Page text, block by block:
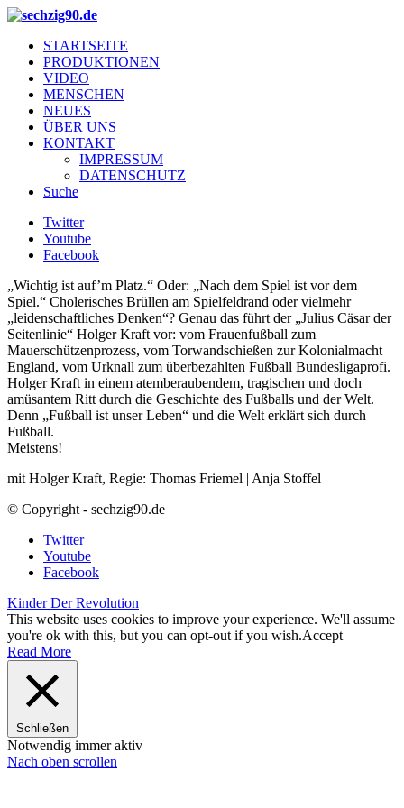
STARTSEITE
PRODUKTIONEN
VIDEO
MENSCHEN
NEUES
ÜBER UNS
KONTAKT
IMPRESSUM
DATENSCHUTZ
Suche
Twitter
Youtube
Facebook
„Wichtig ist auf’m Platz.“ Oder: „Nach dem Spiel ist vor dem
Spiel.“ Cholerisches Brüllen am Spielfeldrand oder vielmehr
„leidenschaftliches Denken“? Genau das führt der „Julius Cäsar der
Seitenlinie“ Holger Kraft vor: vom Frauenfußball zum
Mauerschützenprozess, vom Torwandschießen zur Kolonialmacht
England, vom Urknall zum überbezahlten Fußball Bundesligaprofi.
Holger Kraft in einem atemberaubendem, tragischen und doch
amüsantem Ritt durch die Geschichte des Fußballs und der Welt.
Denn „Fußball ist unser Leben“ und die Welt erklärt sich durch
Fußball.
Meistens!
mit Holger Kraft, Regie: Thomas Friemel | Anja Stoffel
© Copyright - sechzig90.de
Twitter
Youtube
Facebook
Kinder Der Revolution
This website uses cookies to improve your experience. We'll assume
you're ok with this, but you can opt-out if you wish.Accept
Read More
Schließen
Notwendig immer aktiv
Nach oben scrollen